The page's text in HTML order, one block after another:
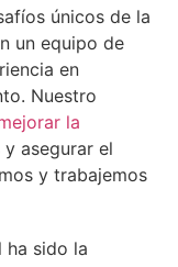
únicos de la
un equipo de
en
Nuestro
la
asegurar el
y trabajemos
ha sido la